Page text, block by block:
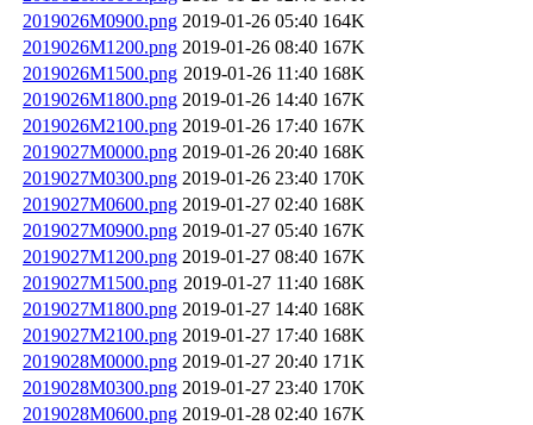
2019026M0900.png 2019-01-26 05:40 164K
2019026M1200.png 2019-01-26 08:40 167K
2019026M1500.png 2019-01-26 11:40 168K
2019026M1800.png 2019-01-26 14:40 167K
2019026M2100.png 2019-01-26 17:40 167K
2019027M0000.png 2019-01-26 20:40 168K
2019027M0300.png 2019-01-26 23:40 170K
2019027M0600.png 2019-01-27 02:40 168K
2019027M0900.png 2019-01-27 05:40 167K
2019027M1200.png 2019-01-27 08:40 167K
2019027M1500.png 2019-01-27 11:40 168K
2019027M1800.png 2019-01-27 14:40 168K
2019027M2100.png 2019-01-27 17:40 168K
2019028M0000.png 2019-01-27 20:40 171K
2019028M0300.png 2019-01-27 23:40 170K
2019028M0600.png 2019-01-28 02:40 167K